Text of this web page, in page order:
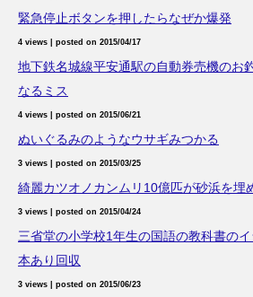
緊急停止ボタンを押したらなぜか爆発
4 views posted on 2015/04/17
地下鉄名城線平安通駅の自動券売機のお
なるミス
4 views posted on 2015/06/21
ぬいぐるみのようなウサギみつかる
3 views posted on 2015/03/25
綺麗カツオノカンムリ10億匹が砂浜を埋
3 views posted on 2015/04/24
三省堂の小学校1年生の国語の教科書の
本あり回収
3 views posted on 2015/06/23